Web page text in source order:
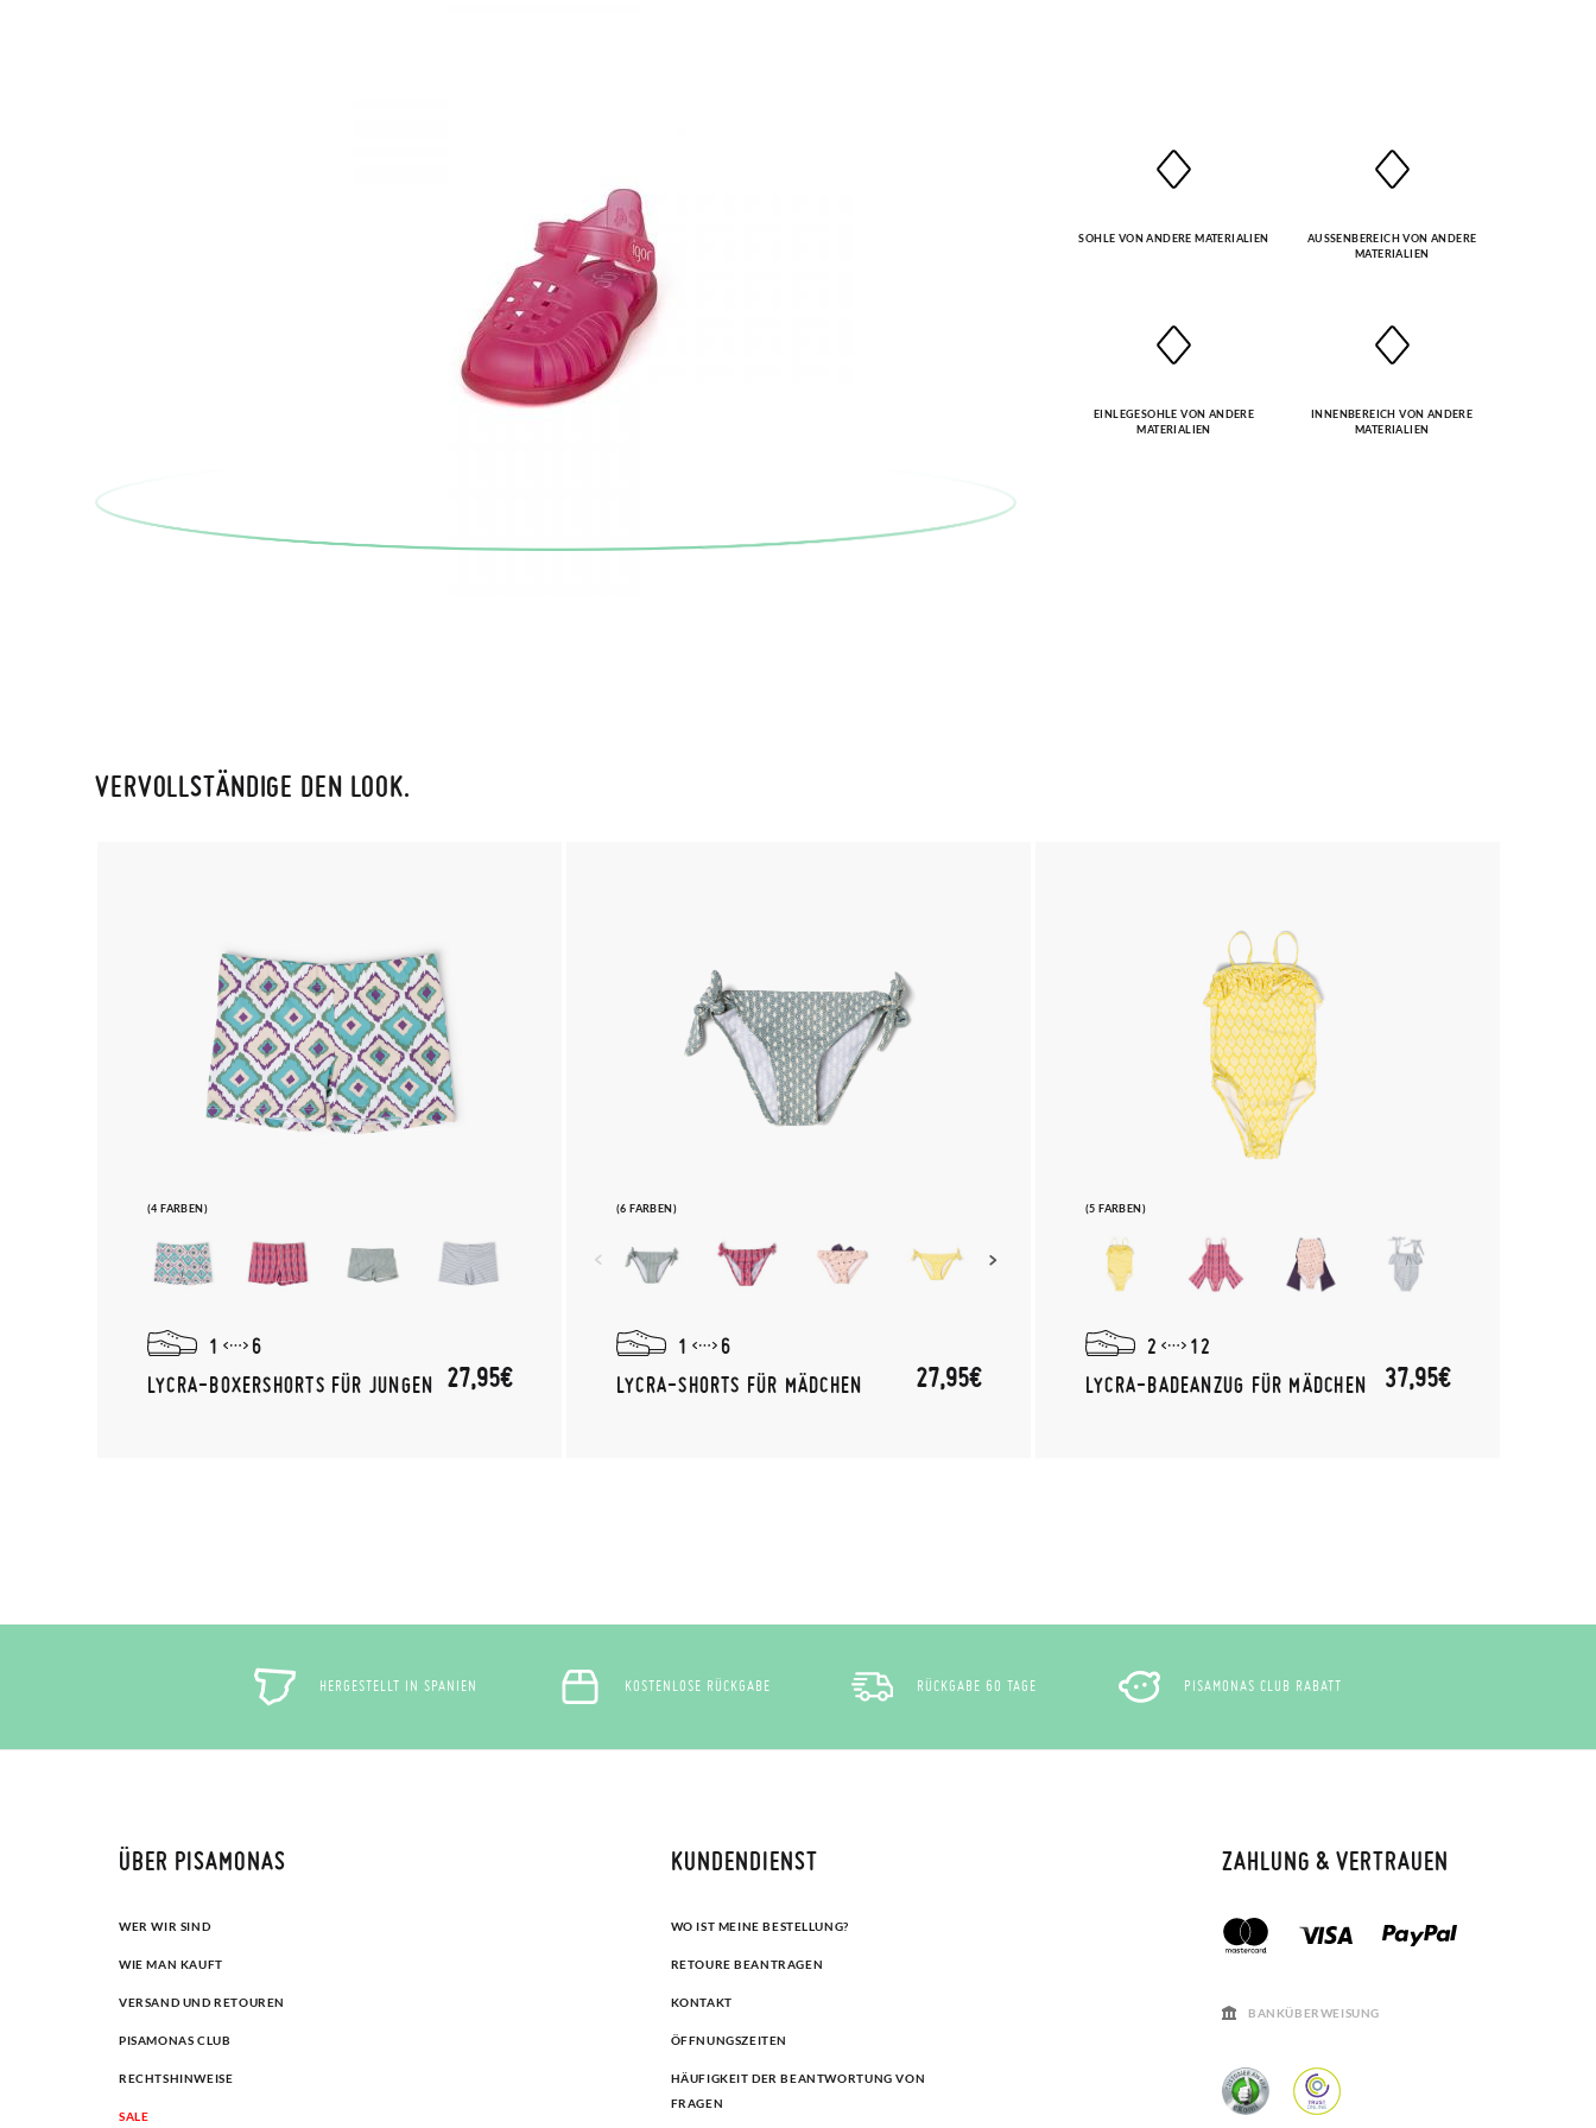
SOHLE VON ANDERE MATERIALIEN
AUSSENBEREICH VON ANDERE M
ATERIALIEN
EINLEGESOHLE VON ANDERE
MATERIALIEN
INNENBEREICH VON ANDERE
MATERIALIEN
VERVOLLSTÄNDIGE DEN LOOK.
(4 FARBEN)
1
6
LYCRA-BOXERSHORTS FÜR JUNGEN
27,95€
(6 FARBEN)
1
6
LYCRA-SHORTS FÜR MÄDCHEN
27,95€
(5 FARBEN)
2
12
LYCRA-BADEANZUG FÜR MÄDCHEN
37,95€
HERGESTELLT IN SPANIEN KOSTENLOSE RÜCKGABE RÜCKGABE 60 TAGE PISAMONAS CLUB RABATT
ÜBER PISAMONAS
WER WIR SIND
WIE MAN KAUFT
VERSAND UND RETOUREN
PISAMONAS CLUB
RECHTSHINWEISE
SALE
KUNDENDIENST
WO IST MEINE BESTELLUNG?
RETOURE BEANTRAGEN
KONTAKT
ÖFFNUNGSZEITEN
HÄUFIGKEIT DER BEANTWORTUNG VON
FRAGEN
ZAHLUNG & VERTRAUEN
BANKÜBERWEISUNG